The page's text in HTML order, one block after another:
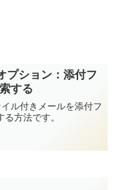
プション：添付フ
する
ル付きメールを添付フ
る方法です。